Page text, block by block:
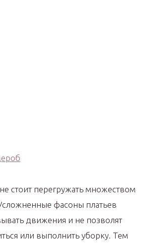
стоит перегружать множеством
фасоны платьев
движения и не позволят
или выполнить уборку. Тем